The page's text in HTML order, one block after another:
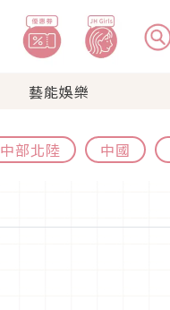
藝能娛樂
中部北陸 中國